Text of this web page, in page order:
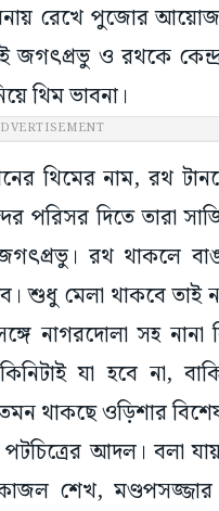
রেখে পুজোর
জগৎপ্রভু ও রথকে
থিম ভাবনা।
থিমের নাম, রথ
পরিসর দিতে তারা
রথ থাকলে
শুধু মেলা থাকবে তাই
নাগরদোলা সহ নানা
যা হবে না,
থাকছে ওড়িশার বিশেষ
আদল। বলা
শেখ, মণ্ডপসজ্জার